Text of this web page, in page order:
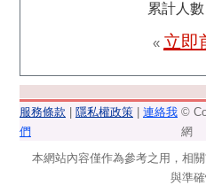
累計人數
« 立即
服務條款 隱私權政策
連絡我
們
©
網
本網站內容僅作為參考之用，相
與準確